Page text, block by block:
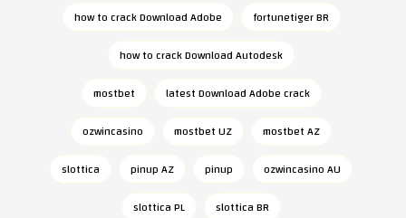
fortunetiger BR
how to crack Download Adobe
how to crack Download Autodesk
latest Download Adobe crack
mostbet
mostbet AZ
mostbet UZ
ozwincasino
ozwincasino AU
pinup
pinup AZ
slottica
slottica BR
slottica PL